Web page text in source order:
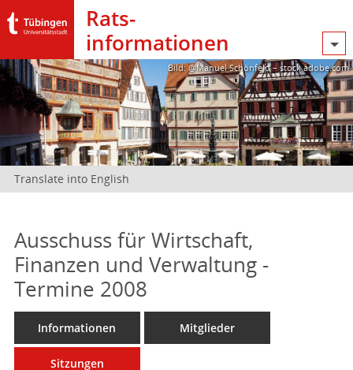
Rats­
informationen
Bild: @Manuel Schönfeld – stock.adobe.com
Translate into English
Ausschuss für Wirtschaft,
Finanzen und Verwaltung -
Termine 2008
Informationen Mitglieder
Sitzungen